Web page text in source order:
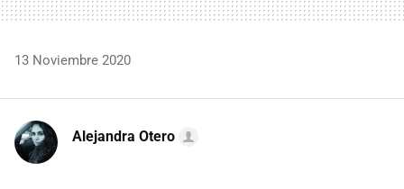
13 Noviembre 2020
Alejandra Otero